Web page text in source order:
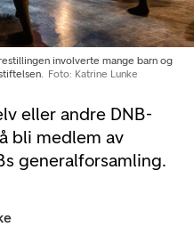
eller andre DNB-
bli medlem av
generalforsamling.
involverte mange barn og
Foto: Katrine Lunke